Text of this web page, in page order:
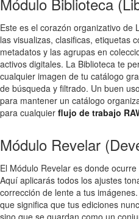
Este es el corazón organizativo de
las visualizas, clasificas, etiquetas
metadatos y las agrupas en
activos digitales. La Biblioteca te
cualquier imagen de tu catálogo
de búsqueda y filtrado. Un buen
para mantener un catálogo
para cualquier flujo de trabajo
Módulo Revelar
El Módulo Revelar es donde
Aquí aplicarás todos los ajustes
corrección de lente a tus
que significa que tus ediciones